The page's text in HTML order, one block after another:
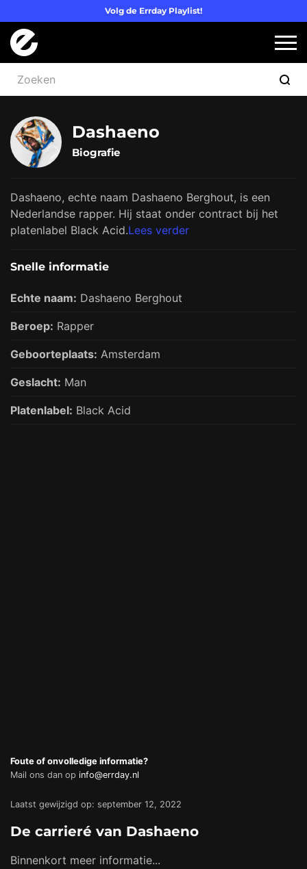
Volg de Errday Playlist!
Dashaeno
Biografie
Dashaeno, echte naam Dashaeno Berghout, is een
Nederlandse rapper. Hij staat onder contract bij het
platenlabel Black Acid.Lees verder
Snelle informatie
Echte naam: Dashaeno Berghout
Beroep: Rapper
Geboorteplaats: Amsterdam
Geslacht: Man
Platenlabel: Black Acid
Foute of onvolledige informatie?
Mail ons dan op info@errday.nl
Laatst gewijzigd op: september 12, 2022
De carrieré van Dashaeno
Binnenkort meer informatie...